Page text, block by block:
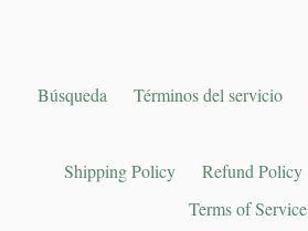
Búsqueda Términos del servicio
Shipping Policy Refund Policy
Terms of Service